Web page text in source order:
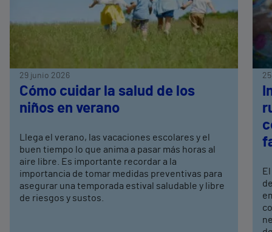
29 junio 2026
Cómo cuidar la salud de los
niños en verano
Llega el verano, las vacaciones escolares y el
buen tiempo lo que anima a pasar más horas al
aire libre. Es importante recordar a la
importancia de tomar medidas preventivas para
asegurar una temporada estival saludable y libre
de riesgos y sustos.